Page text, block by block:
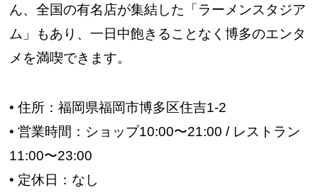
ん、全国の有名店が集結した「ラーメンスタジア
ム」もあり、一日中飽きることなく博多のエンタ
メを満喫できます。
• 住所：福岡県福岡市博多区住吉1-2
• 営業時間：ショップ10:00〜21:00 / レストラン
11:00〜23:00
• 定休日：なし